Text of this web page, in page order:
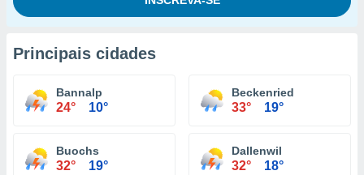
Principais cidades
Bannalp
24° 10°
Beckenried
33° 19°
Buochs
32° 19°
Dallenwil
32° 18°